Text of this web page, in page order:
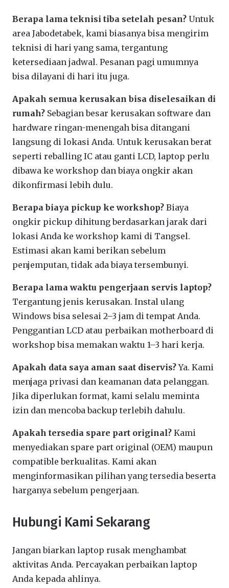
Berapa lama teknisi tiba setelah pesan? Untuk
area Jabodetabek, kami biasanya bisa mengirim
teknisi di hari yang sama, tergantung
ketersediaan jadwal. Pesanan pagi umumnya
bisa dilayani di hari itu juga.
Apakah semua kerusakan bisa diselesaikan di
rumah? Sebagian besar kerusakan software dan
hardware ringan-menengah bisa ditangani
langsung di lokasi Anda. Untuk kerusakan berat
seperti reballing IC atau ganti LCD, laptop perlu
dibawa ke workshop dan biaya ongkir akan
dikonfirmasi lebih dulu.
Berapa biaya pickup ke workshop? Biaya
ongkir pickup dihitung berdasarkan jarak dari
lokasi Anda ke workshop kami di Tangsel.
Estimasi akan kami berikan sebelum
penjemputan, tidak ada biaya tersembunyi.
Berapa lama waktu pengerjaan servis laptop?
Tergantung jenis kerusakan. Instal ulang
Windows bisa selesai 2–3 jam di tempat Anda.
Penggantian LCD atau perbaikan motherboard di
workshop bisa memakan waktu 1–3 hari kerja.
Apakah data saya aman saat diservis?Ya. Kami
menjaga privasi dan keamanan data pelanggan.
Jika diperlukan format, kami selalu meminta
izin dan mencoba backup terlebih dahulu.
Apakah tersedia spare part original? Kami
menyediakan spare part original (OEM) maupun
compatible berkualitas. Kami akan
menginformasikan pilihan yang tersedia beserta
harganya sebelum pengerjaan.
Hubungi Kami Sekarang
Jangan biarkan laptop rusak menghambat
aktivitas Anda. Percayakan perbaikan laptop
Anda kepada ahlinya.